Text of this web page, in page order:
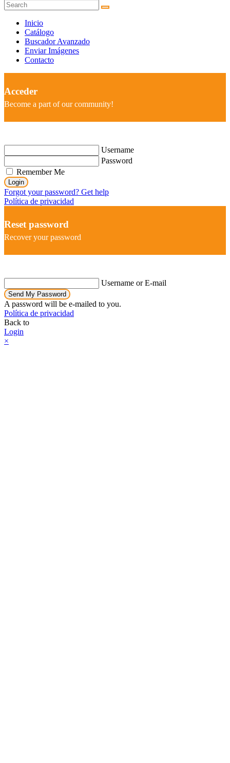
Inicio
Catálogo
Buscador Avanzado
Enviar Imágenes
Contacto
Acceder
Become a part of our community!
Username
Password
Remember Me
Login
Forgot your password? Get help
Política de privacidad
Reset password
Recover your password
Username or E-mail
Send My Password
A password will be e-mailed to you.
Política de privacidad
Back to
Login
×